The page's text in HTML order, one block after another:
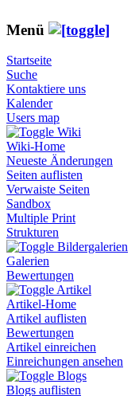
Menü
Startseite
Suche
Kontaktiere uns
Kalender
Users map
Wiki
Wiki-Home
Neueste Änderungen
Seiten auflisten
Verwaiste Seiten
Sandbox
Multiple Print
Strukturen
Bildergalerien
Galerien
Bewertungen
Artikel
Artikel-Home
Artikel auflisten
Bewertungen
Artikel einreichen
Einreichungen ansehen
Blogs
Blogs auflisten